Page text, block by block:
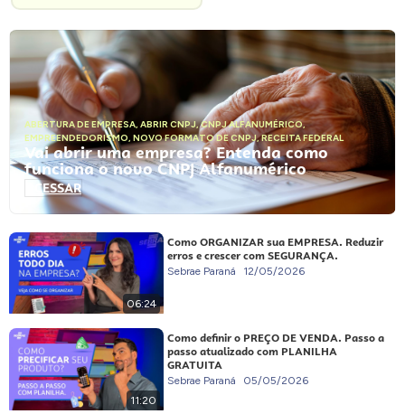
ABERTURA DE EMPRESA, ABRIR CNPJ,CNPJ ALFANUMÉRICO,
EMPREENDEDORISMO, NOVO FORMATO DE CNPJ,RECEITA FEDERAL
Vai abrir uma empresa? Entenda como
funciona o novo CNPJ Alfanumérico
ACESSAR
06:24
Como ORGANIZAR sua EMPRESA. Reduzir
erros e crescer com SEGURANÇA.
Sebrae Paraná 12/05/2026
11:20
Como definir o PREÇO DE VENDA. Passo a
passo atualizado com PLANILHA
GRATUITA
Sebrae Paraná 05/05/2026